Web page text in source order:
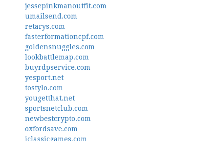
jessepinkmanoutfit.com
umailsend.com
retarys.com
fasterformationcpf.com
goldensnuggles.com
lookbattlemap.com
buyrdpservice.com
yesport.net
tostylo.com
yougetthat.net
sportsnetclub.com
newbestcrypto.com
oxfordsave.com
iclassicgames.com